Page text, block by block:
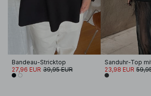
Bandeau-Stricktop
27,96 EUR 39,95 EUR
Sanduhr-Top
23,98 EUR